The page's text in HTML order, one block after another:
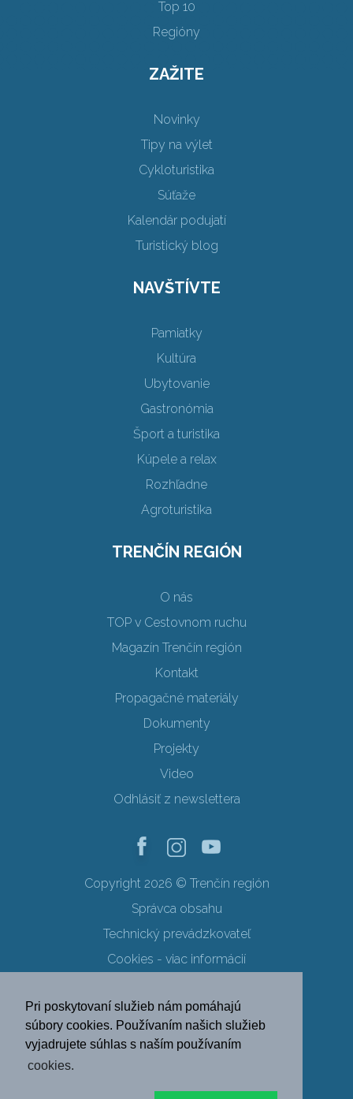
Pri poskytovaní služieb nám pomáhajú
súbory cookies. Používaním našich služieb
vyjadrujete súhlas s naším používaním
cookies.
Top 10
Regióny
ZAŽITE
Novinky
Tipy na výlet
Cykloturistika
Súťaže
Kalendár podujatí
Turistický blog
NAVŠTÍVTE
Pamiatky
Kultúra
Ubytovanie
Gastronómia
Šport a turistika
Kúpele a relax
Rozhľadne
Agroturistika
TRENČÍN REGIÓN
O nás
TOP v Cestovnom ruchu
Magazín Trenčín región
Kontakt
Propagačné materiály
Dokumenty
Projekty
Video
Odhlásiť z newslettera
Copyright 2026 © Trenčín región
Správca obsahu
Technický prevádzkovateľ
Cookies - viac informácií
Ochrana osobných údajov
SK EN DE
PL